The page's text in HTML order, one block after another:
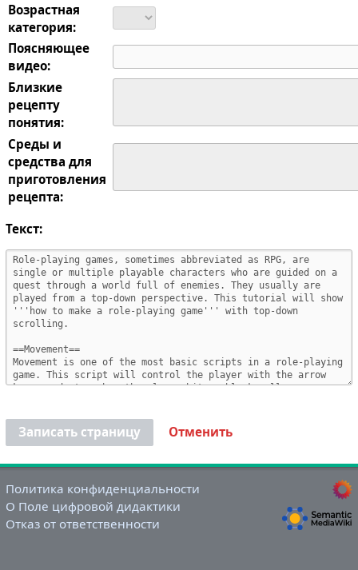
Возрастная
категория:
Поясняющее
видео:
Близкие
рецепту
понятия:
Среды и
средства для
приготовления
рецепта:
Текст:
Записать страницу Отменить
Политика конфиденциальности
О Поле цифровой дидактики
Отказ от ответственности